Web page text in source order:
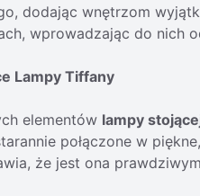
dodając wnętrzom
wprowadzając do nich
Lampy Tiffany
elementów lampy
połączone w
że jest ona